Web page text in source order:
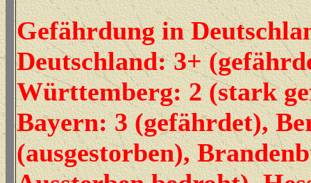
Gefährdung in
Deutschland: 3+
Württemberg: 2 (stark
Bayern: 3 (gefährdet),
(ausgestorben),